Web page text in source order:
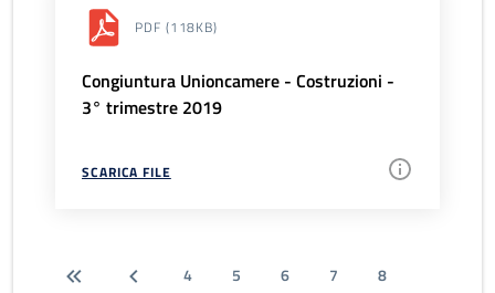
PDF (118KB)
Congiuntura Unioncamere - Costruzioni -
3° trimestre 2019
SCARICA FILE
4 5 6 7
8